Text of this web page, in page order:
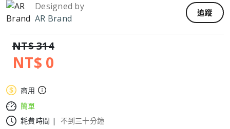
Designed by
AR Brand
追蹤
NT$ 314
NT$ 0
商用
簡單
耗費時間 |
不到三十分鐘